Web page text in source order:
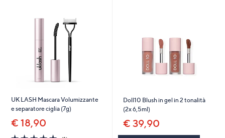
UK LASH Mascara Volumizzante
e separatore ciglia (7g)
€ 18,90
5.01
Doll10 Blush in gel in 2 tonalità
(2x 6,5ml)
€ 39,90